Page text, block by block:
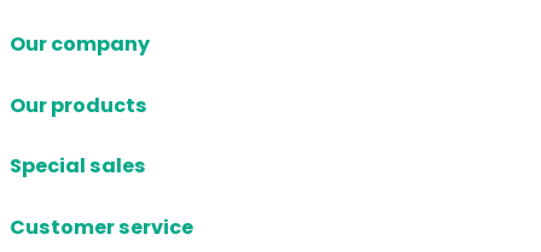
Our company
Our products
Special sales
Customer service